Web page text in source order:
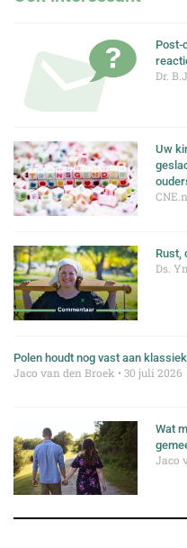
Post-
Dr.
Uw
Rust,
Ds.
Polen houdt nog vast aan
Jaco van den Broek 30 juli 2026
Wat
Jaco